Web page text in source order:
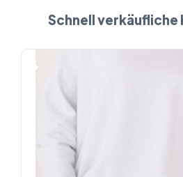
Schnell